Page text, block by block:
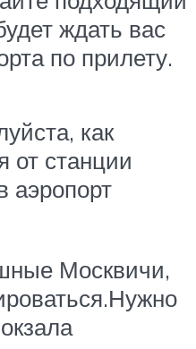
ждать вас
по прилету.
как
от станции
аэропорт
Москвичи,